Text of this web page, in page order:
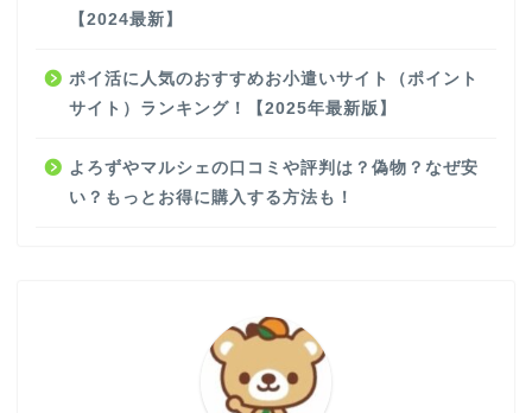
【2024最新】
ポイ活に人気のおすすめお小遣いサイト（ポイント
サイト）ランキング！【2025年最新版】
よろずやマルシェの口コミや評判は？偽物？なぜ安
い？もっとお得に購入する方法も！